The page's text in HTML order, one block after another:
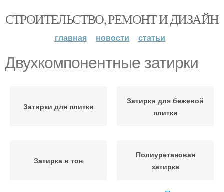
СТРОИТЕЛЬСТВО, РЕМОНТ И ДИЗАЙН
главная новости статьи
Двухкомпонентные затирки
Затирки для плитки
Затирки для бежевой
плитки
Затирка в тон
Полиуретановая
затирка